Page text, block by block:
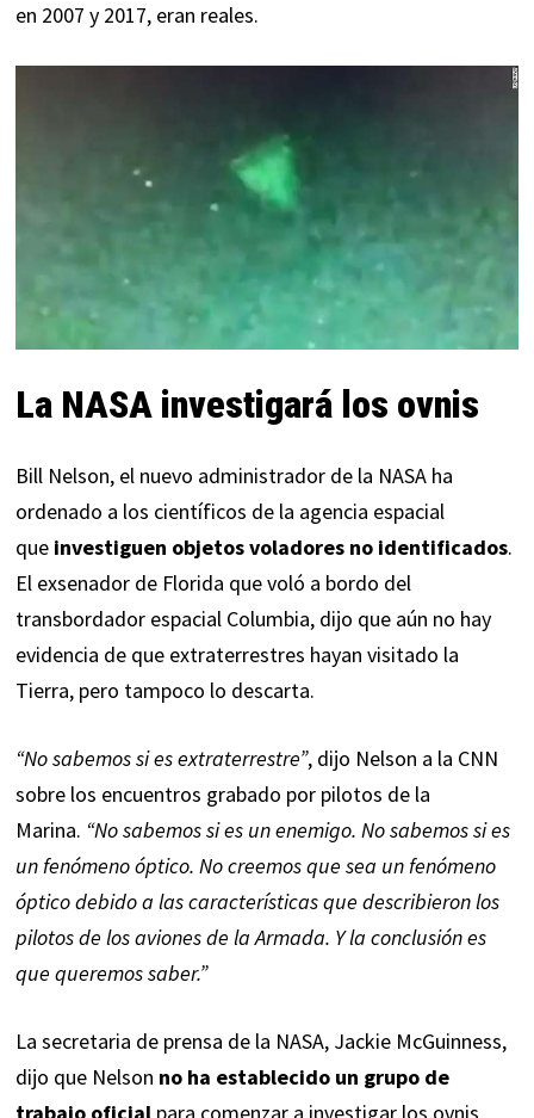
en 2007 y 2017, eran reales.
La NASA investigará los ovnis
Bill Nelson, el nuevo administrador de la NASA ha
ordenado a los científicos de la agencia espacial
que investiguen objetos voladores no identificados.
El exsenador de Florida que voló a bordo del
transbordador espacial Columbia, dijo que aún no hay
evidencia de que extraterrestres hayan visitado la
Tierra, pero tampoco lo descarta.
“No sabemos si es extraterrestre”, dijo Nelson a la CNN
sobre los encuentros grabado por pilotos de la
Marina. “No sabemos si es un enemigo. No sabemos si es
un fenómeno óptico. No creemos que sea un fenómeno
óptico debido a las características que describieron los
pilotos de los aviones de la Armada. Y la conclusión es
que queremos saber.”
La secretaria de prensa de la NASA, Jackie McGuinness,
dijo que Nelson no ha establecido un grupo de